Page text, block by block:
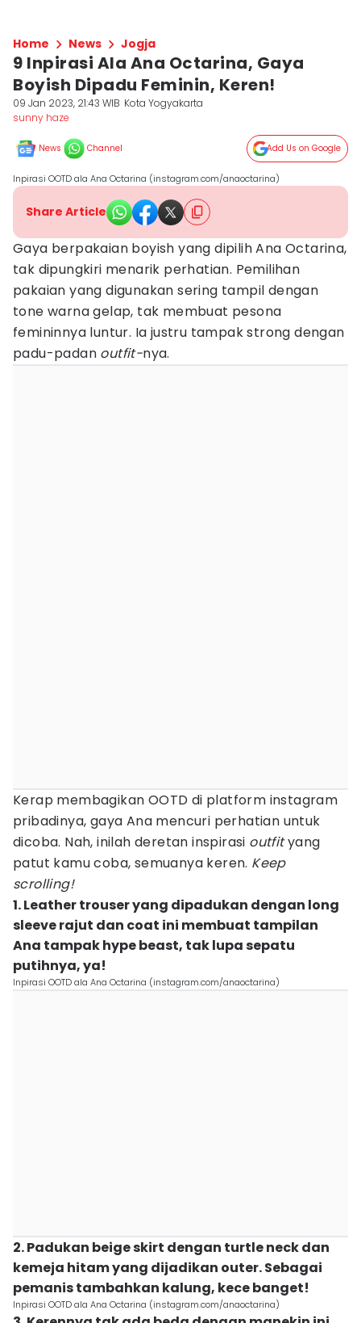
Home News Jogja
9 Inpirasi Ala Ana Octarina, Gaya
Boyish Dipadu Feminin, Keren!
09 Jan 2023, 21:43 WIB Kota Yogyakarta
sunny haze
News Channel Add Us on Google
Inpirasi OOTD ala Ana Octarina (instagram.com/anaoctarina)
Share Article
Gaya berpakaian boyish yang dipilih Ana Octarina,
tak dipungkiri menarik perhatian. Pemilihan
pakaian yang digunakan sering tampil dengan
tone warna gelap, tak membuat pesona
femininnya luntur. Ia justru tampak strong dengan
padu-padan outfit-nya.
Kerap membagikan OOTD di platform instagram
pribadinya, gaya Ana mencuri perhatian untuk
dicoba. Nah, inilah deretan inspirasi outfityang
patut kamu coba, semuanya keren. Keep
scrolling!
1. Leather trouser yang dipadukan dengan long
sleeve rajut dan coat ini membuat tampilan
Ana tampak hype beast, tak lupa sepatu
putihnya, ya!
Inpirasi OOTD ala Ana Octarina (instagram.com/anaoctarina)
2. Padukan beige skirt dengan turtle neck dan
kemeja hitam yang dijadikan outer. Sebagai
pemanis tambahkan kalung, kece banget!
Inpirasi OOTD ala Ana Octarina (instagram.com/anaoctarina)